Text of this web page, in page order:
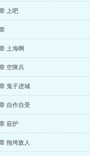
上吧
上海啊
空降兵
鬼子进城
自作自受
庇护
拖垮敌人